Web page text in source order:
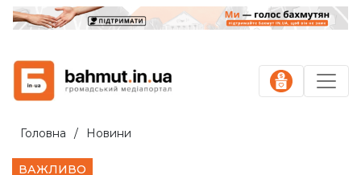
Головна Новини
ВАЖЛИВО